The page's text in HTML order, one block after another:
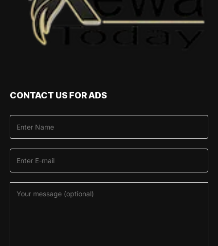
CONTACT US FOR ADS